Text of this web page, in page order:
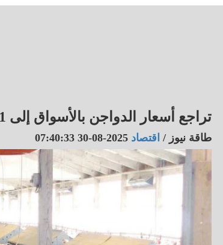
تراجع أسعار الدواجن بالأسواق إلى 91 جنيها السبت 30 أغسطس 2025
طاقة نيوز / اقتصاد2025-08-30 07:40:33